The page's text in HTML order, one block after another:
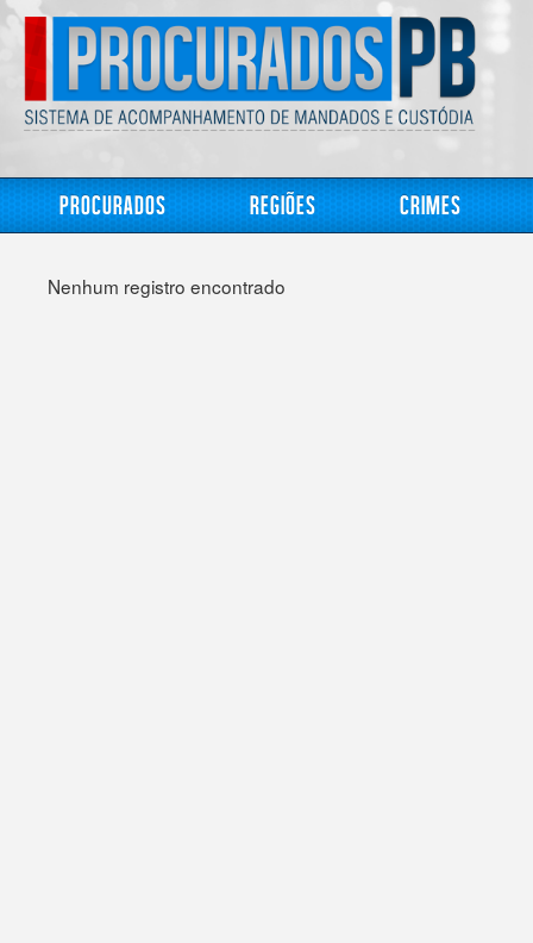
Procurados Regiões Crimes
Nenhum registro encontrado